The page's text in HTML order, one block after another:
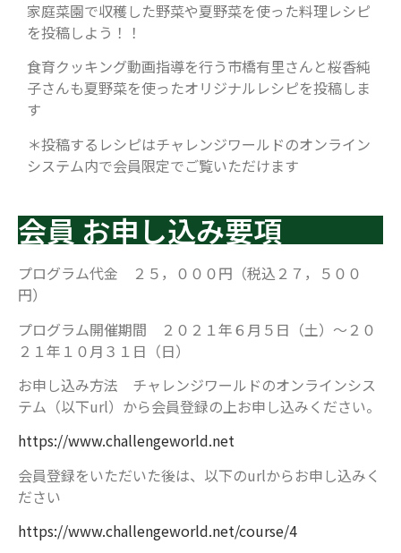
家庭菜園で収穫した野菜や夏野菜を使った料理レシピ
を投稿しよう！！
食育クッキング動画指導を行う市橋有里さんと桜香純
子さんも夏野菜を使ったオリジナルレシピを投稿しま
す
＊投稿するレシピはチャレンジワールドのオンライン
システム内で会員限定でご覧いただけます
会員 お申し込み要項
プログラム代金 ２５，０００円（税込２７，５００
円）
プログラム開催期間 ２０２１年６月５日（土）〜２０
２１年１０月３１日（日）
お申し込み方法 チャレンジワールドのオンラインシス
テム（以下url）から会員登録の上お申し込みください。
https://www.challengeworld.net
会員登録をいただいた後は、以下のurlからお申し込みく
ださい
https://www.challengeworld.net/course/4